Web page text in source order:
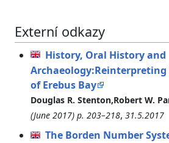
Externí odkazy
History, Oral History and
Archaeology:Reinterpreting
of Erebus Bay
Douglas R. Stenton,Robert W.
(June 2017) p. 203–218, 31.5.2017
The Borden Number